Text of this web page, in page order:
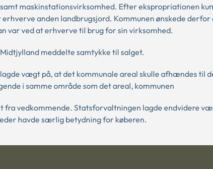
maskinstationsvirksomhed. Efter ekspropriationen
erhverve anden landbrugsjord. Kommunen ønskede
var ved at erhverve til brug for sin virksomhed.
meddelte samtykke til salget.
vægt på, at det kommunale areal skulle afhændes til
i samme område som det areal, kommunen
fra vedkommende. Statsforvaltningen lagde endvidere
havde særlig betydning for køberen.